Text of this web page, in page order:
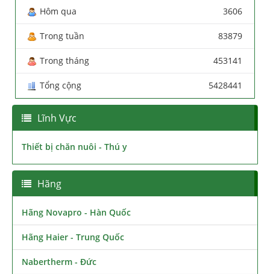
Hôm qua 3606
Trong tuần 83879
Trong tháng 453141
Tổng cộng 5428441
Lĩnh Vực
Thiết bị chăn nuôi - Thú y
Hãng
Hãng Novapro - Hàn Quốc
Hãng Haier - Trung Quốc
Nabertherm - Đức